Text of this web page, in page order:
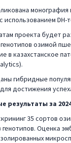
использованием DH-
проекта будет
озимой
в казахстанское
гибридные
достижения
результаты за
35 сортов
генотипов. Оценка